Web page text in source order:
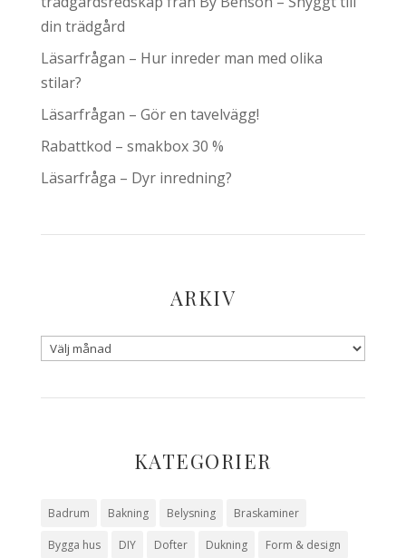
din trädgård
Läsarfrågan – Hur inreder man med olika
stilar?
Läsarfrågan – Gör en tavelvägg!
Rabattkod – smakbox 30 %
Läsarfråga – Dyr inredning?
ARKIV
KATEGORIER
Badrum Bakning Belysning Braskaminer
Bygga hus DIY Dofter Dukning Form & design